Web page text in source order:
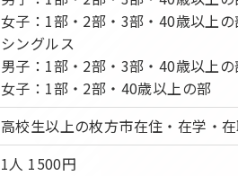
女子：1部・2部・3部・40歳以上の
シングルス
男子：1部・2部・3部・40歳以上の
女子：1部・2部・40歳以上の部
高校生以上の枚方市在住・在学・
1人 1500円